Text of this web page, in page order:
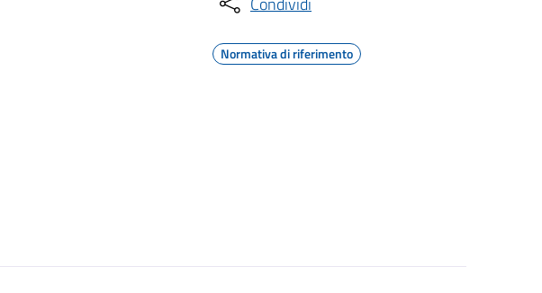
Normativa di riferimento